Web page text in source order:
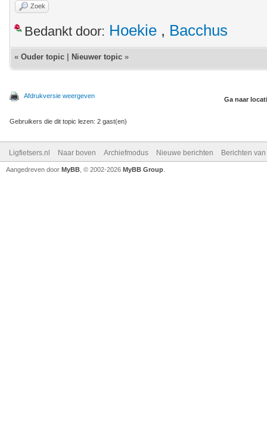
Zoek
Bedankt door: Hoekie , Bacchus
« Ouder topic Nieuwer topic »
Afdrukversie weergeven Ga naar
Gebruikers die dit topic lezen: 2 gast(en)
Ligfietsers.nl Naar boven Archiefmodus Nieuwe berichten Berichten
Aangedreven door MyBB , © 2002-2026 MyBB Group